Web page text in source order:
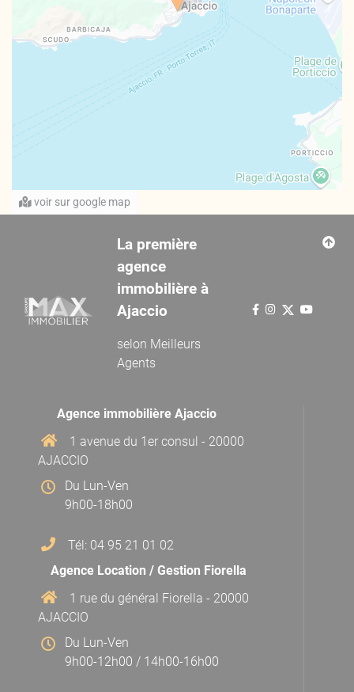
voir sur google map
La première
agence
immobilière à
Ajaccio
selon Meilleurs
Agents
Agence immobilière Ajaccio
1 avenue du 1er consul - 20000
AJACCIO
Du Lun-Ven
9h00-18h00
Tél: 04 95 21 01 02
Agence Location / Gestion Fiorella
1 rue du général Fiorella - 20000
AJACCIO
Du Lun-Ven
9h00-12h00 / 14h00-16h00